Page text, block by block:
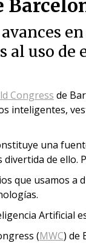
al uso de
Congress de
inteligentes,
una
de ello.
que usamos
Artificial
(MWC) de